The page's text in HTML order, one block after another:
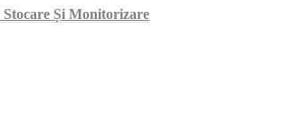
Și Monitorizare